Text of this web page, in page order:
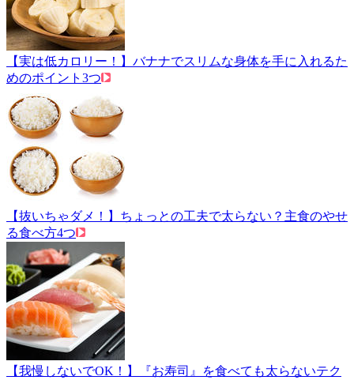
【実は低カロリー！】バナナでスリムな身体を手に入れるた
めのポイント3つ
【抜いちゃダメ！】ちょっとの工夫で太らない？主食のやせ
る食べ方4つ
【我慢しないでOK！】『お寿司』を食べても太らないテク